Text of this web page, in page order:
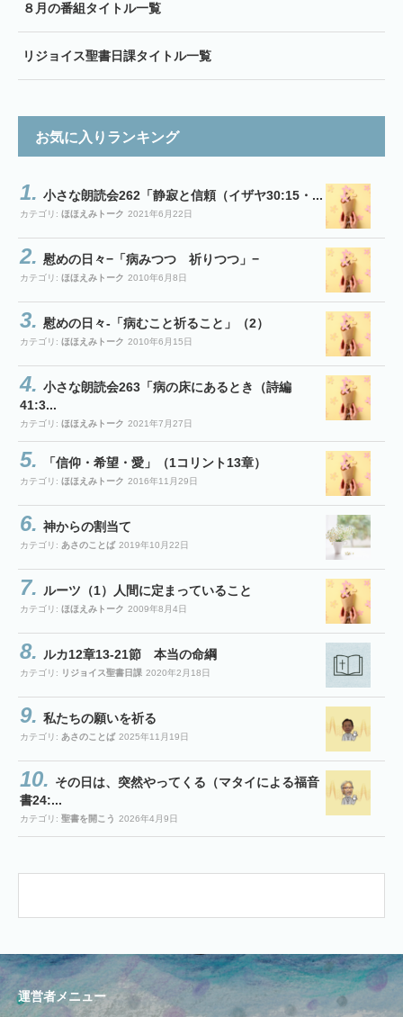
８月の番組タイトル一覧
リジョイス聖書日課タイトル一覧
お気に入りランキング
小さな朗読会262「静寂と信頼（イザヤ30:15・...
カテゴリ: ほほえみトーク 2021年6月22日
慰めの日々−「病みつつ 祈りつつ」−
カテゴリ: ほほえみトーク 2010年6月8日
慰めの日々-「病むこと祈ること」（2）
カテゴリ: ほほえみトーク 2010年6月15日
小さな朗読会263「病の床にあるとき（詩編
41:3...
カテゴリ: ほほえみトーク 2021年7月27日
「信仰・希望・愛」（1コリント13章）
カテゴリ: ほほえみトーク 2016年11月29日
神からの割当て
カテゴリ: あさのことば 2019年10月22日
ルーツ（1）人間に定まっていること
カテゴリ: ほほえみトーク 2009年8月4日
ルカ12章13-21節 本当の命綱
カテゴリ: リジョイス聖書日課 2020年2月18日
私たちの願いを祈る
カテゴリ: あさのことば 2025年11月19日
その日は、突然やってくる（マタイによる福音
書24:...
カテゴリ: 聖書を開こう 2026年4月9日
運営者メニュー